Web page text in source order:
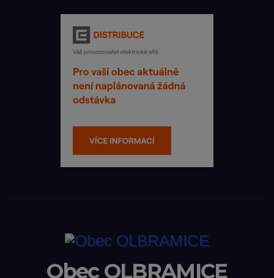
Obec OLBRAMICE